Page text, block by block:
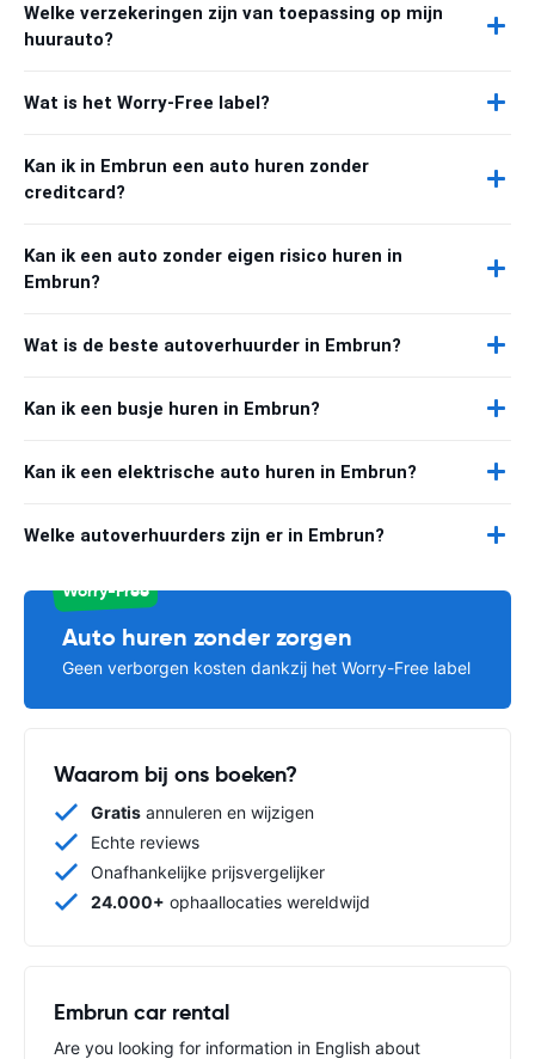
Welke verzekeringen zijn van toepassing op mijn
huurauto?
Wat is het Worry-Free label?
Kan ik in Embrun een auto huren zonder
creditcard?
Kan ik een auto zonder eigen risico huren in
Embrun?
Wat is de beste autoverhuurder in Embrun?
Kan ik een busje huren in Embrun?
Kan ik een elektrische auto huren in Embrun?
Welke autoverhuurders zijn er in Embrun?
Worry-Free
Auto huren zonder zorgen
Geen verborgen kosten dankzij het Worry-Free label
Waarom bij ons boeken?
Gratis annuleren en wijzigen
Echte reviews
Onafhankelijke prijsvergelijker
24.000+ ophaallocaties wereldwijd
Embrun car rental
Are you looking for information in English about